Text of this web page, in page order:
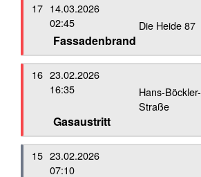
17 14.03.2026
02:45
Die Heide 87
Fassadenbrand
16 23.02.2026
16:35
Hans-Böckler-
Straße
Gasaustritt
15 23.02.2026
07:10